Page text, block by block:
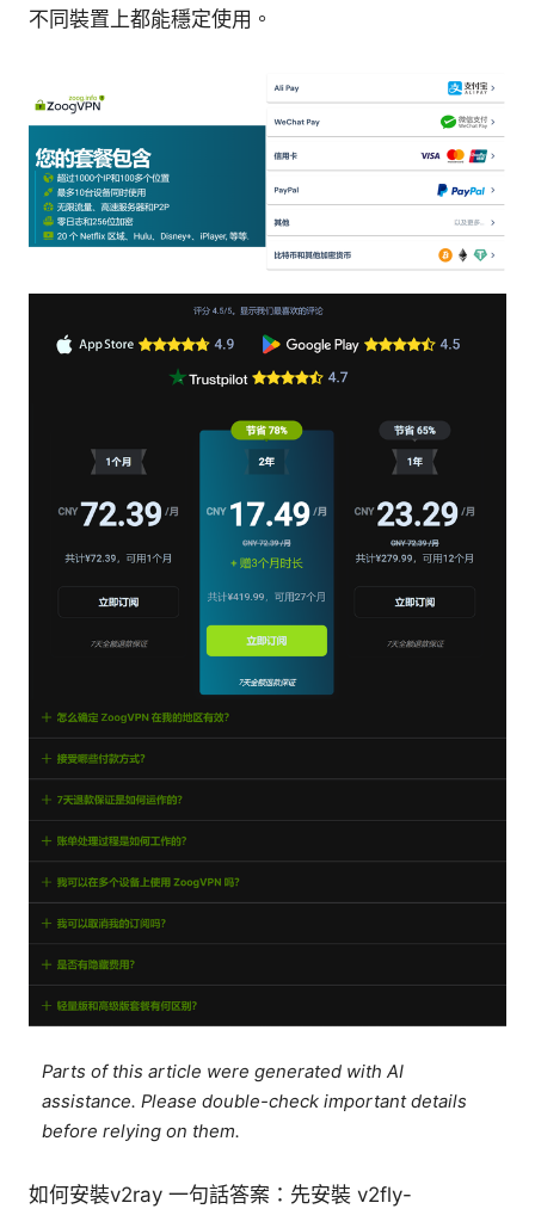
不同裝置上都能穩定使用。
Parts of this article were generated with AI
assistance. Please double-check important details
before relying on them.
如何安裝v2ray 一句話答案：先安裝 v2fly-